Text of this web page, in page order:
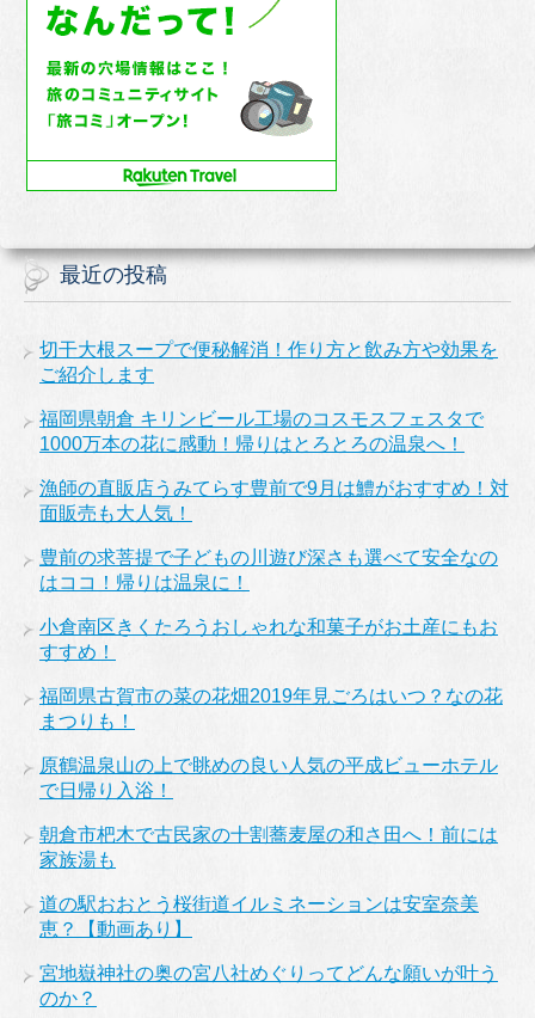
最近の投稿
切干大根スープで便秘解消！作り方と飲み方や効果を
ご紹介します
福岡県朝倉 キリンビール工場のコスモスフェスタで
1000万本の花に感動！帰りはとろとろの温泉へ！
漁師の直販店うみてらす豊前で9月は鱧がおすすめ！対
面販売も大人気！
豊前の求菩提で子どもの川遊び深さも選べて安全なの
はココ！帰りは温泉に！
小倉南区きくたろうおしゃれな和菓子がお土産にもお
すすめ！
福岡県古賀市の菜の花畑2019年見ごろはいつ？なの花
まつりも！
原鶴温泉山の上で眺めの良い人気の平成ビューホテル
で日帰り入浴！
朝倉市杷木で古民家の十割蕎麦屋の和さ田へ！前には
家族湯も
道の駅おおとう桜街道イルミネーションは安室奈美
恵？【動画あり】
宮地嶽神社の奥の宮八社めぐりってどんな願いが叶う
のか？